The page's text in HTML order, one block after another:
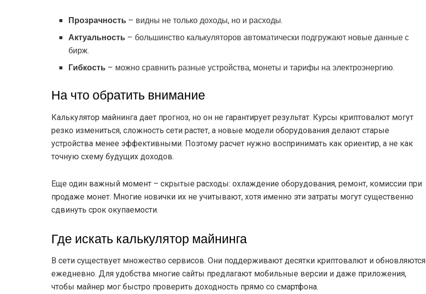
Прозрачность – видны не только доходы, но и расходы.
Актуальность – большинство калькуляторов автоматически подгружают новые данные с
бирж.
Гибкость – можно сравнить разные устройства, монеты и тарифы на электроэнергию.
На что обратить внимание
Калькулятор майнинга дает прогноз, но он не гарантирует результат. Курсы криптовалют могут
резко измениться, сложность сети растет, а новые модели оборудования делают старые
устройства менее эффективными. Поэтому расчет нужно воспринимать как ориентир, а не как
точную схему будущих доходов.
Еще один важный момент – скрытые расходы: охлаждение оборудования, ремонт, комиссии при
продаже монет. Многие новички их не учитывают, хотя именно эти затраты могут существенно
сдвинуть срок окупаемости.
Где искать калькулятор майнинга
В сети существует множество сервисов. Они поддерживают десятки криптовалют и обновляются
ежедневно. Для удобства многие сайты предлагают мобильные версии и даже приложения,
чтобы майнер мог быстро проверить доходность прямо со смартфона.